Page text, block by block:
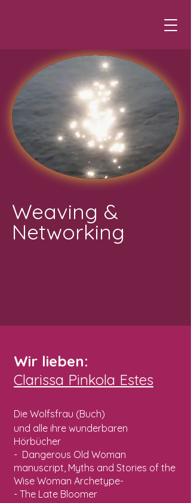
Weaving &
Networking
Wir lieben:
Clarissa Pinkola Estes
Die Wolfsfrau (Buch)
und alle ihre wunderbaren
Hörbücher
- Dangerous Old Woman
manuscript, Myths and Stories of the
Wise Woman Archetype-
- The Late Bloomer